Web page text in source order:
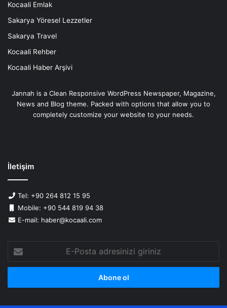
Kocaali Emlak
Sakarya Yöresel Lezzetler
Sakarya Travel
Kocaali Rehber
Kocaali Haber Arşivi
Jannah is a Clean Responsive WordPress Newspaper, Magazine,
News and Blog theme. Packed with options that allow you to
completely customize your website to your needs.
İletişim
Tel: +90 264 812 15 95
Mobile: +90 544 819 94 38
E-mail: haber@kocaali.com
Posta
adresinizi